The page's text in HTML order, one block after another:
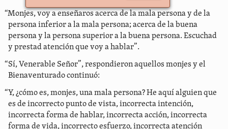
“Monjes, voy a enseñaros acerca de la mala persona y de la
persona inferior a la mala persona; acerca de la buena
persona y la persona superior a la buena persona. Escuchad
y prestad atención que voy a hablar”.
“Sí, Venerable Señor”, respondieron aquellos monjes y el
Bienaventurado continuó:
“Y, ¿cómo es, monjes, una mala persona? He aquí alguien que
es de incorrecto punto de vista, incorrecta intención,
incorrecta forma de hablar, incorrecta acción, incorrecta
forma de vida, incorrecto esfuerzo, incorrecta atención